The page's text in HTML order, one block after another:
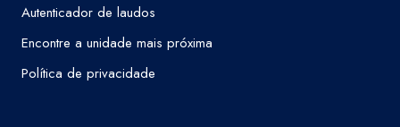
Autenticador de laudos
Encontre a unidade mais próxima
Política de privacidade